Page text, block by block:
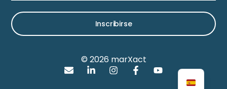
Inscribirse
© 2026 marXact